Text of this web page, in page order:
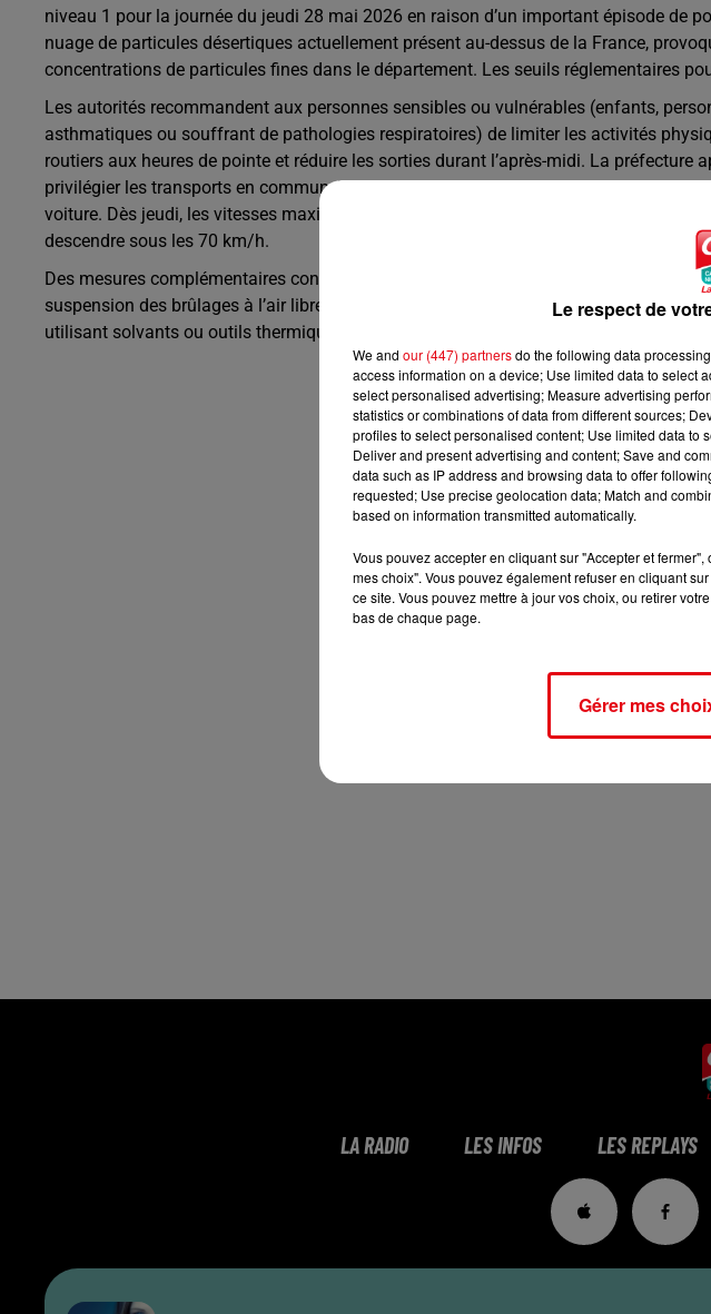
niveau 1 pour la journée du jeudi 28 mai 2026 en raison d’un important épisode de
nuage de particules désertiques actuellement présent au-dessus de la France,
concentrations de particules fines dans le département. Les seuils réglementaires
Les autorités recommandent aux personnes sensibles ou vulnérables (enfants,
asthmatiques ou souffrant de pathologies respiratoires) de limiter les activités
routiers aux heures de pointe et réduire les sorties durant l’après-midi. La préfecture
privilégier les transports en commun, le covoiturage, la marche ou le vélo pour les
voiture. Dès jeudi, les vitesses maximales autorisées seront abaissées de 20 km/h
descendre sous les 70 km/h.
Des mesures complémentaires concernent également les secteurs agricole,
suspension des brûlages à l’air libre, la limitation des appareils de chauffage au bois
utilisant solvants ou outils thermiques.
LA RADIO LES INFOS LES REPLAYS
Le respect de
We and our (447) partnersdo the following data
access information on a device; Use limited data to select
select personalised advertising; Measure advertising
statistics or combinations of data from different sources;
profiles to select personalised content; Use limited data to
Deliver and present advertising and content; Save and
data such as IP address and browsing data to offer
requested; Use precise geolocation data; Match and
based on information transmitted automatically.
Vous pouvez accepter en cliquant sur "Accepter et
mes choix". Vous pouvez également refuser en cliquant
ce site. Vous pouvez mettre à jour vos choix, ou retirer
bas de chaque page.
Gérer mes